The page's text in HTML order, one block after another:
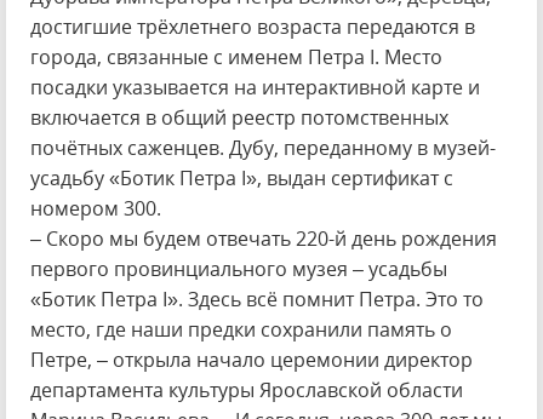
достигшие трёхлетнего возраста передаются в
города, связанные с именем Петра I. Место
посадки указывается на интерактивной карте и
включается в общий реестр потомственных
почётных саженцев. Дубу, переданному в музей-
усадьбу «Ботик Петра I», выдан сертификат с
номером 300.
– Скоро мы будем отвечать 220-й день рождения
первого провинциального музея – усадьбы
«Ботик Петра I». Здесь всё помнит Петра. Это то
место, где наши предки сохранили память о
Петре, – открыла начало церемонии директор
департамента культуры Ярославской области